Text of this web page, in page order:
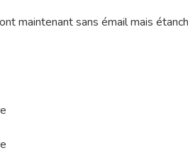
maintenant sans émail mais